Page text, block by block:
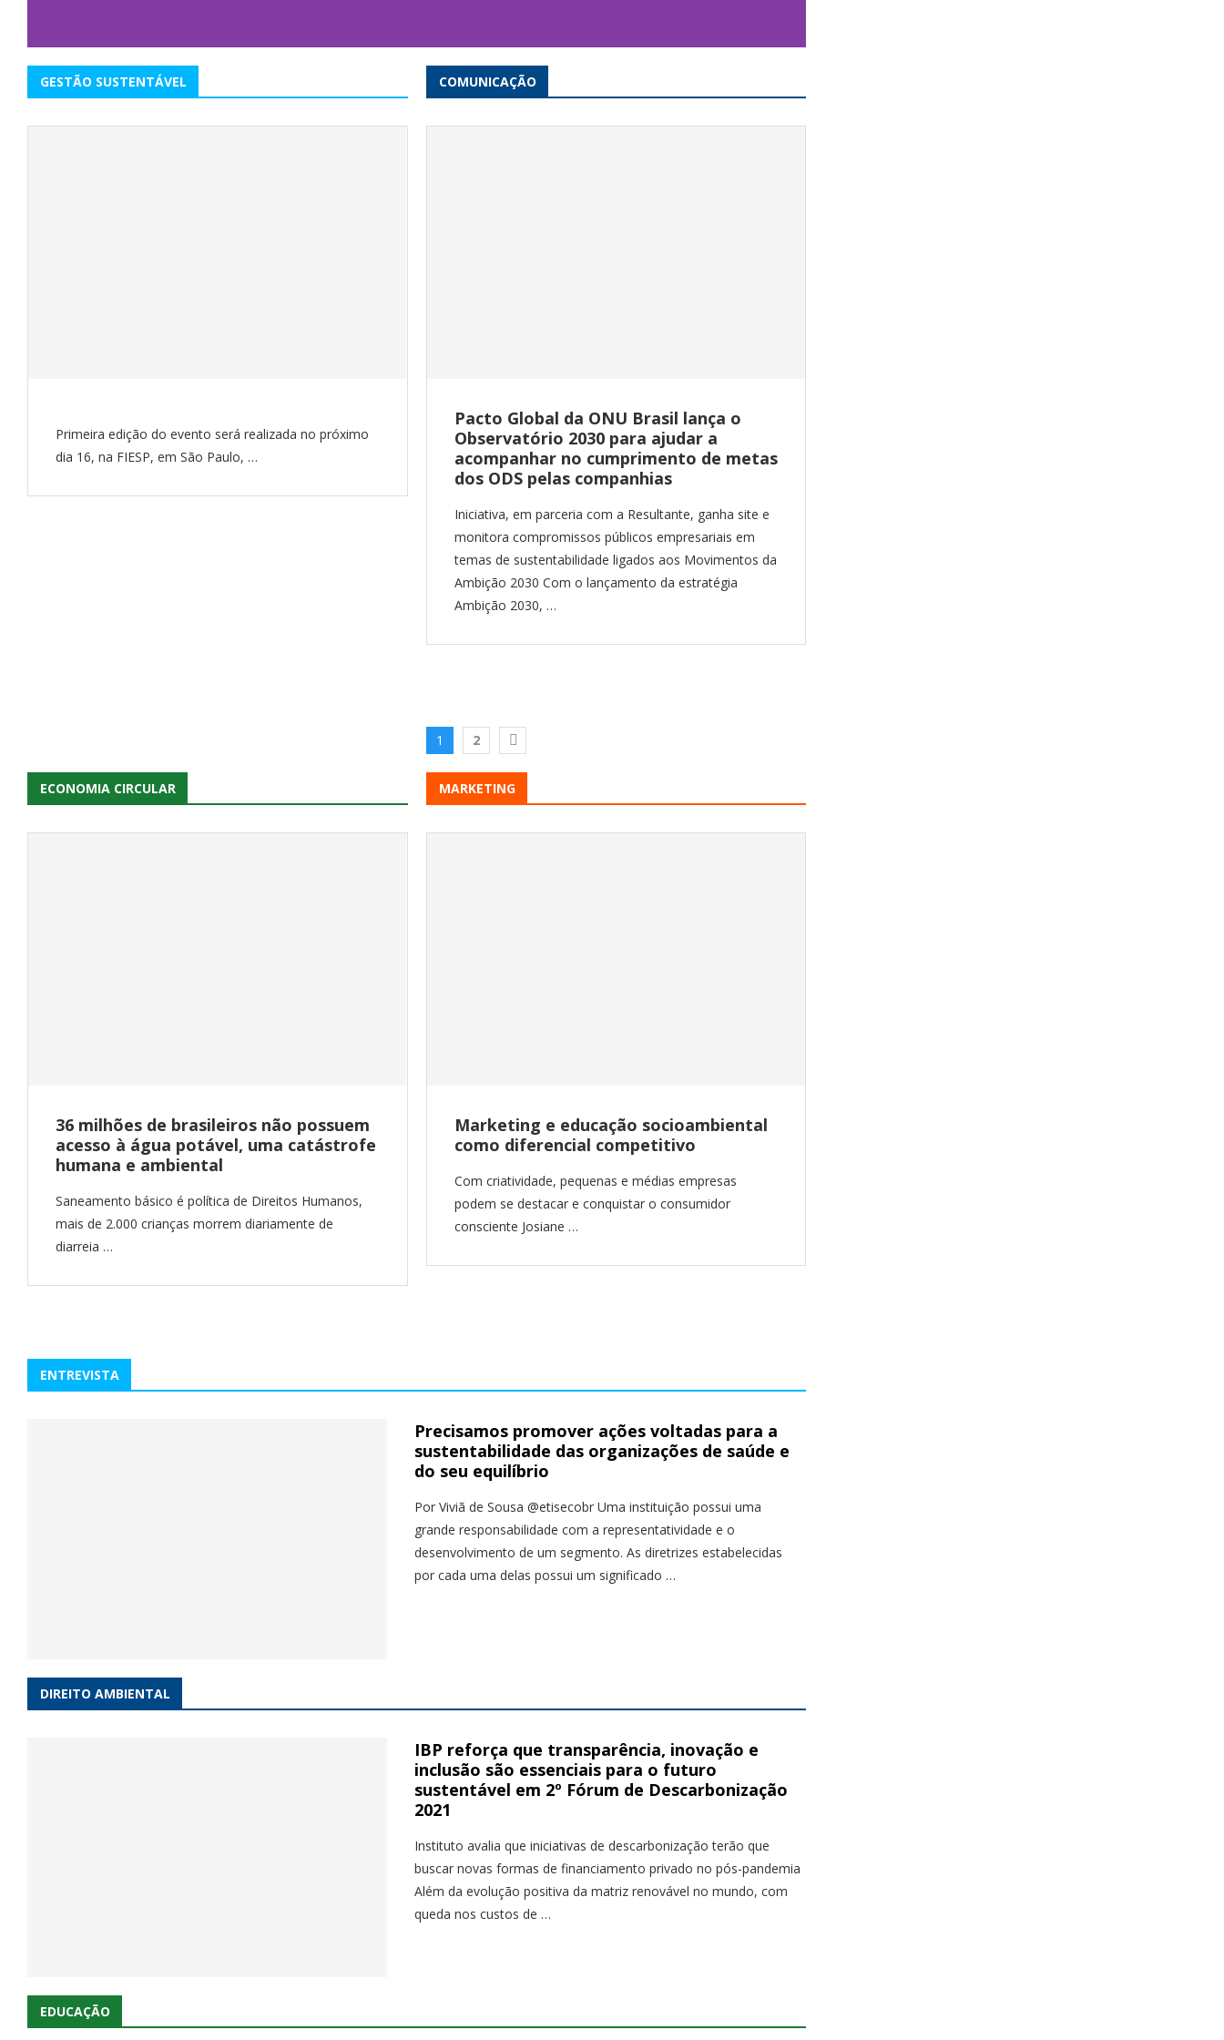
GESTÃO SUSTENTÁVEL
Primeira edição do evento será realizada no próximo
dia 16, na FIESP, em São Paulo, …
COMUNICAÇÃO
Pacto Global da ONU Brasil lança o
Observatório 2030 para ajudar a
acompanhar no cumprimento de metas
dos ODS pelas companhias
Iniciativa, em parceria com a Resultante, ganha site e
monitora compromissos públicos empresariais em
temas de sustentabilidade ligados aos Movimentos da
Ambição 2030 Com o lançamento da estratégia
Ambição 2030, …
1 2
ECONOMIA CIRCULAR
36 milhões de brasileiros não possuem
acesso à água potável, uma catástrofe
humana e ambiental
Saneamento básico é política de Direitos Humanos,
mais de 2.000 crianças morrem diariamente de
diarreia …
MARKETING
Marketing e educação socioambiental
como diferencial competitivo
Com criatividade, pequenas e médias empresas
podem se destacar e conquistar o consumidor
consciente Josiane …
ENTREVISTA
Precisamos promover ações voltadas para a
sustentabilidade das organizações de saúde e
do seu equilíbrio
Por Viviã de Sousa @etisecobr Uma instituição possui uma
grande responsabilidade com a representatividade e o
desenvolvimento de um segmento. As diretrizes estabelecidas
por cada uma delas possui um significado …
DIREITO AMBIENTAL
IBP reforça que transparência, inovação e
inclusão são essenciais para o futuro
sustentável em 2º Fórum de Descarbonização
2021
Instituto avalia que iniciativas de descarbonização terão que
buscar novas formas de financiamento privado no pós-pandemia
Além da evolução positiva da matriz renovável no mundo, com
queda nos custos de …
EDUCAÇÃO